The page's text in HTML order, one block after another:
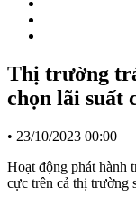
Thị trường
chọn lãi suất
• 23/10/2023 00:00
Hoạt động phát hành
cực trên cả thị trường